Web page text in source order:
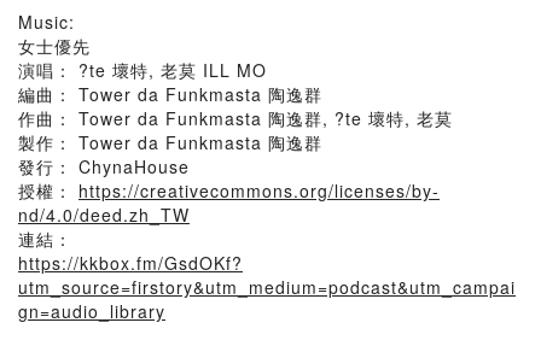
Music:
女士優先
演唱： ?te 壞特, 老莫 ILL MO
編曲： Tower da Funkmasta 陶逸群
作曲： Tower da Funkmasta 陶逸群, ?te 壞特, 老莫
製作： Tower da Funkmasta 陶逸群
發行： ChynaHouse
授權： https://creativecommons.org/licenses/by-
nd/4.0/deed.zh_TW
連結：
https://kkbox.fm/GsdOKf?
utm_source=firstory&utm_medium=podcast&utm_campai
gn=audio_library